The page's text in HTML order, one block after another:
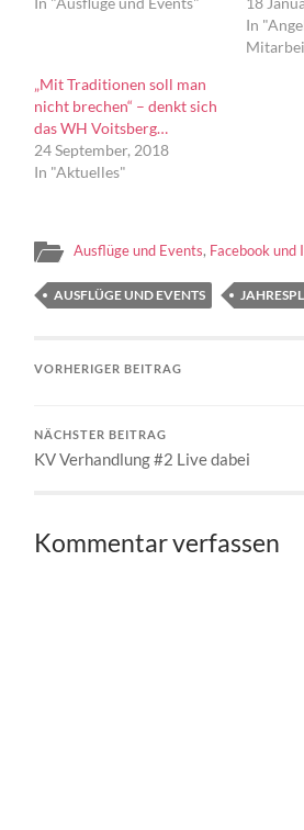
In
„Mit Traditionen soll man
nicht brechen“ – denkt sich
das WH Voitsberg…
24 September, 2018
In "Aktuelles"
Ausflüge und Events, Facebook und
AUSFLÜGE UND EVENTS
VORHERIGER BEITRAG
NÄCHSTER BEITRAG
KV Verhandlung #2 Live dabei
Kommentar verfassen